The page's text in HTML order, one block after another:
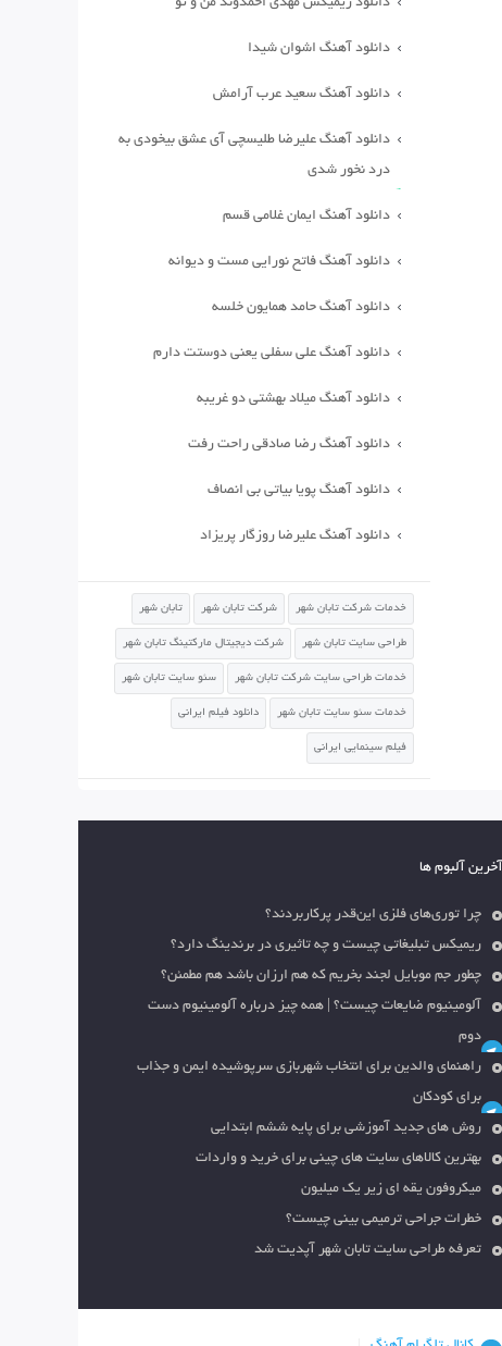
دانلود ریمیکس مهدی احمدوند من و تو
دانلود آهنگ اشوان شیدا
دانلود آهنگ سعید عرب آرامش
دانلود آهنگ علیرضا طلیسچی آی عشق بیخودی به
درد نخور شدی
دانلود آهنگ ایمان غلامی قسم
دانلود آهنگ فاتح نورایی مست و دیوانه
دانلود آهنگ حامد همایون خلسه
دانلود آهنگ علی سفلی یعنی دوستت دارم
دانلود آهنگ میلاد بهشتی دو غریبه
دانلود آهنگ رضا صادقی راحت رفت
دانلود آهنگ پویا بیاتی بی انصاف
دانلود آهنگ علیرضا روزگار پریزاد
خدمات شرکت تابان شهر شرکت تابان شهر تابان شهر
طراحی سایت تابان شهر شرکت دیجیتال مارکتینگ تابان شهر
خدمات طراحی سایت شرکت تابان شهر سئو سایت تابان شهر
خدمات سئو سایت تابان شهر دانلود فیلم ایرانی
فیلم سینمایی ایرانی
آخرین آلبوم ها
چرا توری‌های فلزی این‌قدر پرکاربردند؟
ریمیکس تبلیغاتی چیست و چه تاثیری در برندینگ دارد؟
چطور جم موبایل لجند بخریم که هم ارزان باشد هم مطمئن؟
آلومینیوم ضایعات چیست؟ | همه چیز درباره آلومینیوم دست
دوم
راهنمای والدین برای انتخاب شهربازی سرپوشیده ایمن و جذاب
برای کودکان
روش های جدید آموزشی برای پایه ششم ابتدایی
بهترین کالاهای سایت های چینی برای خرید و واردات
میکروفون یقه ای زیر یک میلیون
خطرات جراحی ترمیمی بینی چیست؟
تعرفه طراحی سایت تابان شهر آپدیت شد